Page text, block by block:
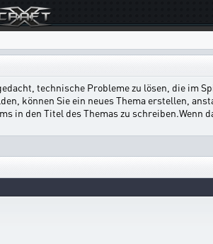
technische Probleme zu lösen, die im
können Sie ein neues Thema erstellen,
den Titel des Themas zu schreiben.Wenn